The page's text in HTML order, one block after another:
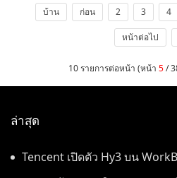
บ้าน ก่อน 2 3 4
หน้าต่อไป
10 รายการต่อหน้า (หน้า 5/
ล่าสุด
Tencent เปิดตัว Hy3 บน